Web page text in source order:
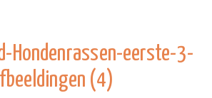
Hondenrassen-eerste-3-
(4)